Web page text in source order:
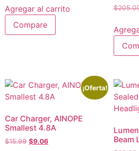
Agregar al carrito
Compare
$
¡Oferta!
Car Charger, AINOPE
Smallest 4.8A
$15.99 $9.06
Beam